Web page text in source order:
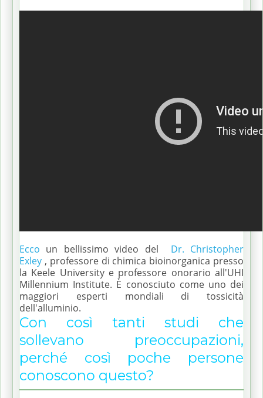
Ecco un bellissimo video del Dr. Christopher
Exley , professore di chimica bioinorganica presso
la Keele University e professore onorario all'UHI
Millennium Institute. È conosciuto come uno dei
maggiori esperti mondiali di tossicità
dell'alluminio.
Con così tanti studi che
sollevano preoccupazioni,
perché così poche persone
conoscono questo?